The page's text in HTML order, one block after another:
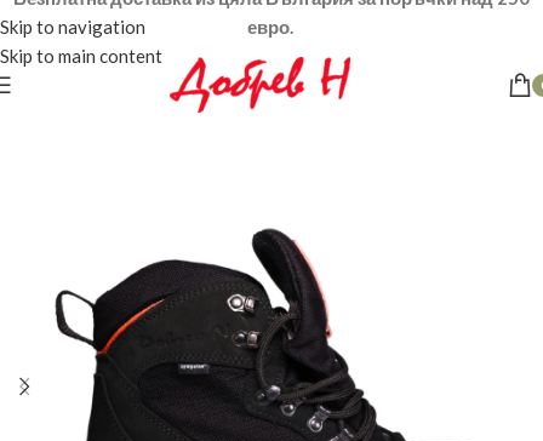
Skip to navigation
Skip to main content
евро.